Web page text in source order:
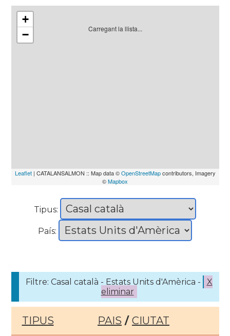
Carregant la llista...
+
−
Leaflet| CATALANSALMON :: Map data ©OpenStreetMapcontributors, Imagery
©Mapbox
Tipus:
País:
Filtre: Casal català - Estats Units d'Amèrica -
X
eliminar
TIPUS PAIS / CIUTAT